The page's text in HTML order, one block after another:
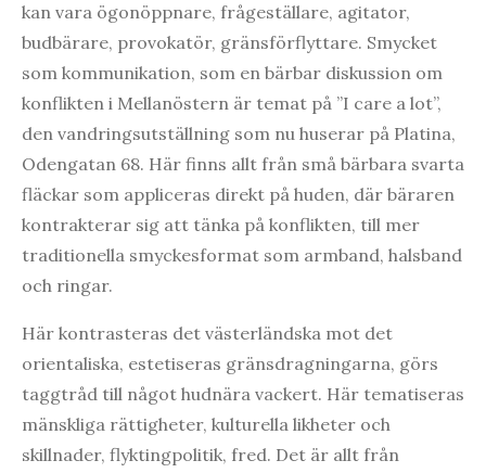
kan vara ögonöppnare, frågeställare, agitator,
budbärare, provokatör, gränsförflyttare. Smycket
som kommunikation, som en bärbar diskussion om
konflikten i Mellanöstern är temat på ”I care a lot”,
den vandringsutställning som nu huserar på Platina,
Odengatan 68. Här finns allt från små bärbara svarta
fläckar som appliceras direkt på huden, där bäraren
kontrakterar sig att tänka på konflikten, till mer
traditionella smyckesformat som armband, halsband
och ringar.
Här kontrasteras det västerländska mot det
orientaliska, estetiseras gränsdragningarna, görs
taggtråd till något hudnära vackert. Här tematiseras
mänskliga rättigheter, kulturella likheter och
skillnader, flyktingpolitik, fred. Det är allt från